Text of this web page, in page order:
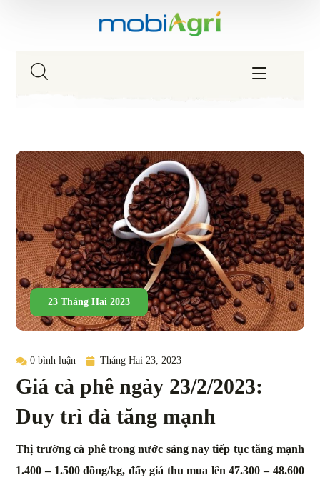
23 Tháng Hai 2023
0 bình luận Tháng Hai 23, 2023
Giá cà phê ngày 23/2/2023:
Duy trì đà tăng mạnh
Thị trường cà phê trong nước sáng nay tiếp tục tăng mạnh
1.400 – 1.500 đồng/kg, đẩy giá thu mua lên 47.300 – 48.600